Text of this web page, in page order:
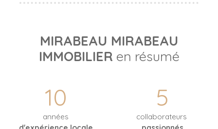
MIRABEAU MIRABEAU
IMMOBILIER en résumé
10
années
5
collaborateurs